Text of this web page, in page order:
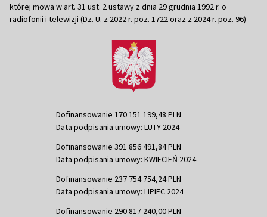
której mowa w art. 31 ust. 2 ustawy z dnia 29 grudnia 1992 r. o
radiofonii i telewizji (Dz. U. z 2022 r. poz. 1722 oraz z 2024 r. poz. 96)
Dofinansowanie 170 151 199,48 PLN
Data podpisania umowy: LUTY 2024
Dofinansowanie 391 856 491,84 PLN
Data podpisania umowy: KWIECIEŃ 2024
Dofinansowanie 237 754 754,24 PLN
Data podpisania umowy: LIPIEC 2024
Dofinansowanie 290 817 240,00 PLN